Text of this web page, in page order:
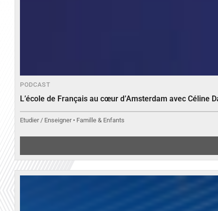
PODCAST
L’école de Français au cœur d’Amsterdam avec Céline
Etudier / Enseigner • Famille & Enfants